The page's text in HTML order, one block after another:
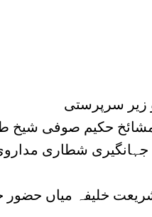
سرپرستی
حکیم صوفی
جہانگیری شطاری
خلیفہ میاں